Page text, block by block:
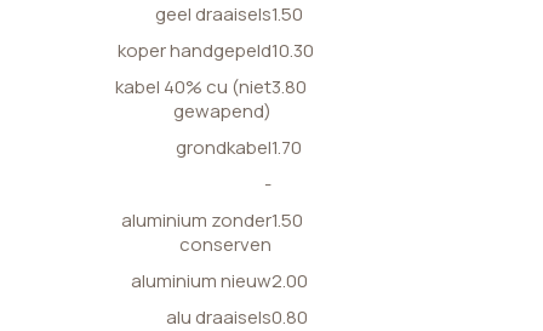
geel draaisels1.50
koper handgepeld10.30
kabel 40% cu (niet
gewapend)
3.80
grondkabel1.70
-
aluminium zonder
conserven
1.50
aluminium nieuw2.00
alu draaisels0.80